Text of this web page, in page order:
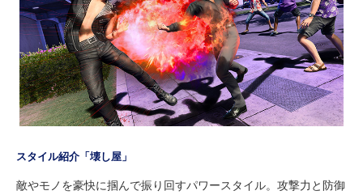
スタイル紹介「壊し屋」
敵やモノを豪快に掴んで振り回すパワースタイル。攻撃力と防御